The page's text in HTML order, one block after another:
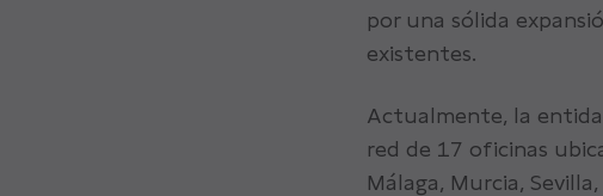
por una sólida
existentes.
Actualmente, la
red de 17 oficinas
Málaga, Murcia,